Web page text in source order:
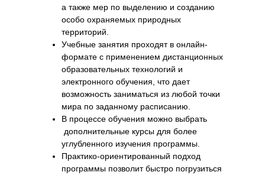
а также мер по выделению и созданию
особо охраняемых природных
территорий.
Учебные занятия проходят в онлайн-
формате с применением дистанционных
образовательных технологий и
электронного обучения, что дает
возможность заниматься из любой точки
мира по заданному расписанию.
В процессе обучения можно выбрать
дополнительные курсы для более
углубленного изучения программы.
Практико-ориентированный подход
программы позволит быстро погрузиться